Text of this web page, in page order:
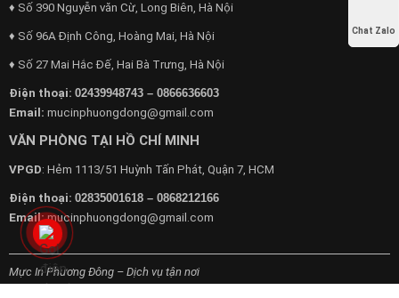
♦ Số 390 Nguyễn văn Cừ, Long Biên, Hà Nội
♦ Số 96A Định Công, Hoàng Mai, Hà Nội
♦ Số 27 Mai Hắc Đế, Hai Bà Trưng, Hà Nội
Điện thoại: 02439948743 – 0866636603
Email: mucinphuongdong@gmail.com
VĂN PHÒNG TẠI HỒ CHÍ MINH
VPGD: Hẻm 1113/51 Huỳnh Tấn Phát, Quận 7, HCM
Điện thoại: 02835001618 – 0868212166
Email: mucinphuongdong@gmail.com
Mực In Phương Đông – Dịch vụ tận nơi
Chat Zalo